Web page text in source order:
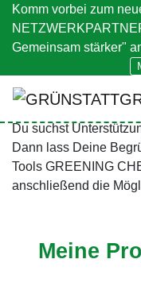
Komm vorbei zum
Gemeinsam stärker"
DEIN
Du suchst
Dann lass Deine
Tools GREENING
anschließend die
Meine